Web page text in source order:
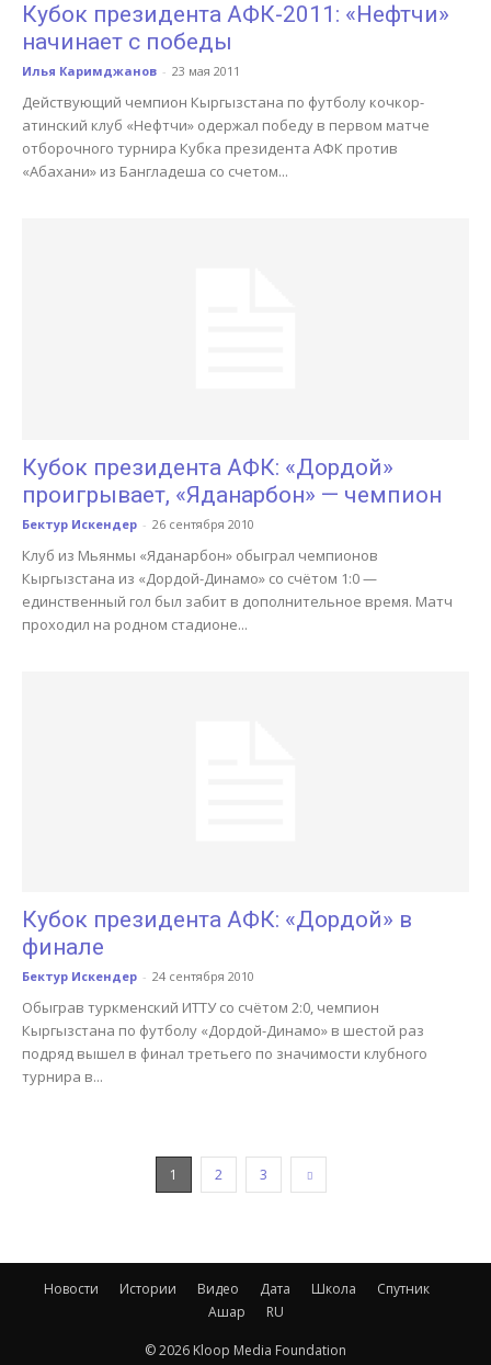
Кубок президента АФК-2011: «Нефтчи»
начинает с победы
Илья Каримджанов - 23 мая 2011
Действующий чемпион Кыргызстана по футболу кочкор-
атинский клуб «Нефтчи» одержал победу в первом матче
отборочного турнира Кубка президента АФК против
«Абахани» из Бангладеша со счетом...
Кубок президента АФК: «Дордой»
проигрывает, «Яданарбон» — чемпион
Бектур Искендер - 26 сентября 2010
Клуб из Мьянмы «Яданарбон» обыграл чемпионов
Кыргызстана из «Дордой-Динамо» со счётом 1:0 —
единственный гол был забит в дополнительное время. Матч
проходил на родном стадионе...
Кубок президента АФК: «Дордой» в
финале
Бектур Искендер - 24 сентября 2010
Обыграв туркменский ИТТУ со счётом 2:0, чемпион
Кыргызстана по футболу «Дордой-Динамо» в шестой раз
подряд вышел в финал третьего по значимости клубного
турнира в...
1 2 3
Новости Истории Видео Дата Школа
Спутник
Ашар
RU
© 2026 Kloop Media Foundation